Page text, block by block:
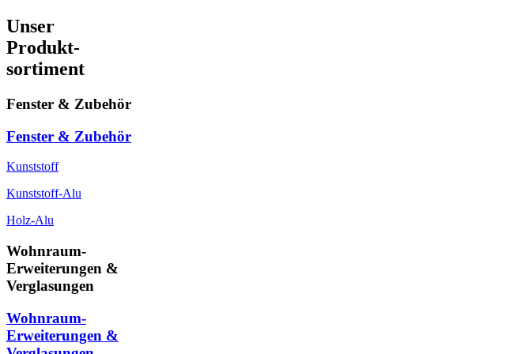
Unser
Produkt-
sortiment
Fenster & Zubehör
Fenster & Zubehör
Kunststoff
Kunststoff-Alu
Holz-Alu
Wohnraum-
Erweiterungen &
Verglasungen
Wohnraum-
Erweiterungen &